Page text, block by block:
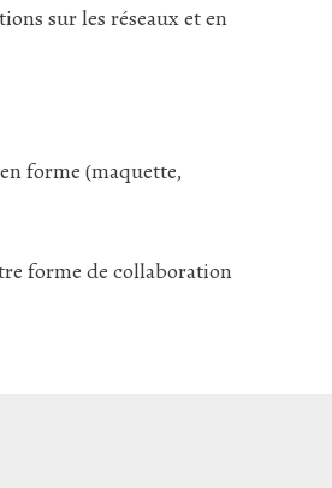
sur les réseaux et en
forme (maquette,
forme de collaboration